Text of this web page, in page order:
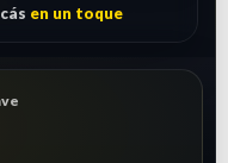
en un toque